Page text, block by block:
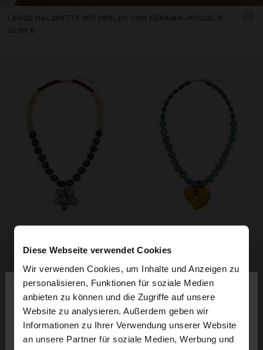
Diese Webseite verwendet Cookies
Wir verwenden Cookies, um Inhalte und Anzeigen zu
personalisieren, Funktionen für soziale Medien
anbieten zu können und die Zugriffe auf unsere
Website zu analysieren. Außerdem geben wir
Informationen zu Ihrer Verwendung unserer Website
an unsere Partner für soziale Medien, Werbung und
hallo
Sie greifen von Luxembourg auf die Website zu.
Möchten Sie unsere United States Website
LANGE HALSKETTE MIT PERLEN UND KERAMIK-PENDELN
25,99 €